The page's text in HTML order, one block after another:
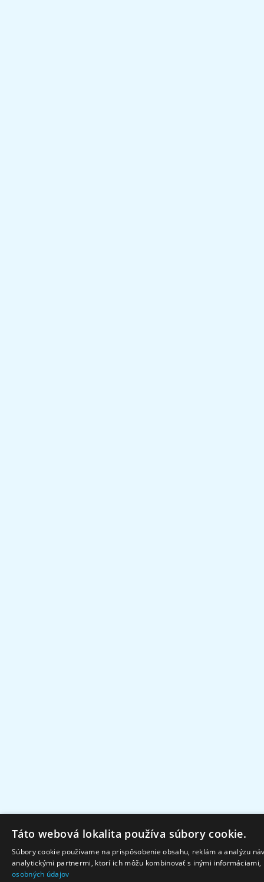
Táto webová lokalita používa súbory cookie.
Súbory cookie používame na prispôsobenie obsahu, reklám a analýzu
analytickými partnermi, ktorí ich môžu kombinovať s inými
osobných údajov